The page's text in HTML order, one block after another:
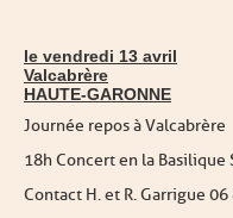
le vendredi 13 avril
Valcabrère
HAUTE-GARONNE
Journée repos à Valcabrère
18h Concert en la Basilique
Contact H. et R. Garrigue